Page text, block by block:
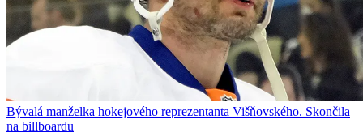
Bývalá manželka hokejového reprezentanta Višňovského. Skončila
na billboardu